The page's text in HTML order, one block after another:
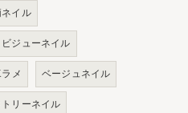
ネイル
ビジューネイル
メ ベージュネイル
リーネイル